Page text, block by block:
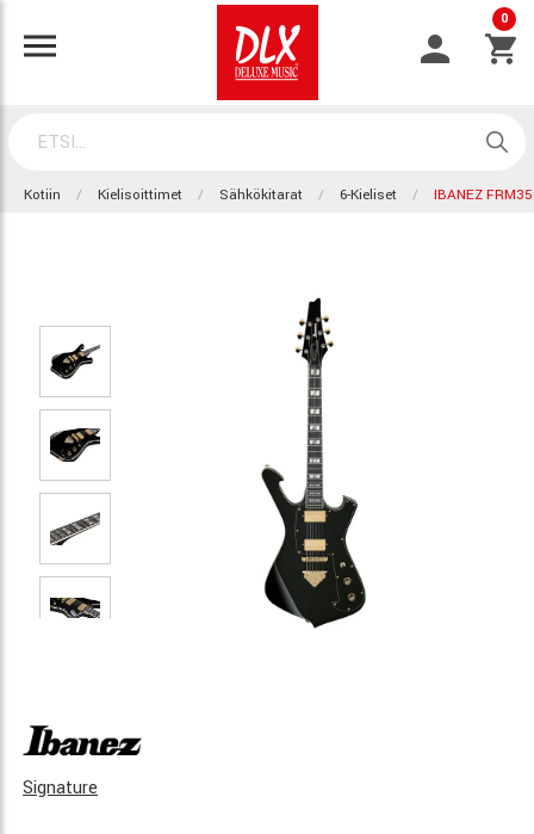
0
Kotiin Kielisoittimet Sähkökitarat 6-Kieliset IBANEZ
Signature